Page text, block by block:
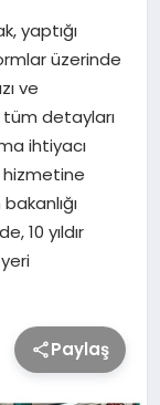
yaptığı
üzerinde
ve
detayları
ihtiyacı
hizmetine
10 yıldır
Paylaş